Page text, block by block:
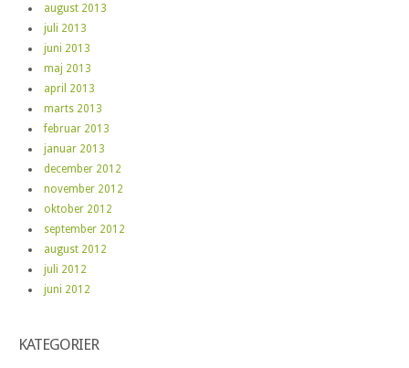
august 2013
juli 2013
juni 2013
maj 2013
april 2013
marts 2013
februar 2013
januar 2013
december 2012
november 2012
oktober 2012
september 2012
august 2012
juli 2012
juni 2012
KATEGORIER